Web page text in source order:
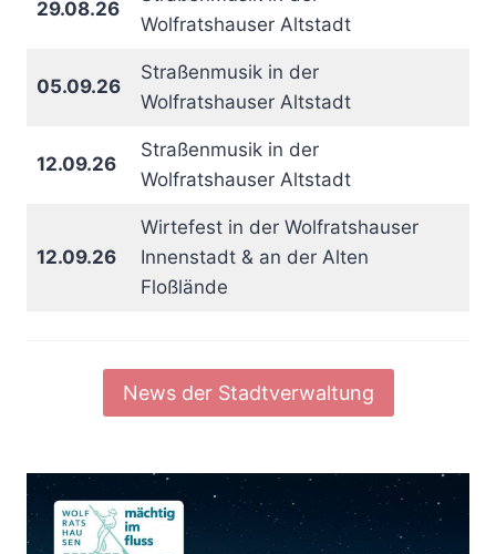
29.08.26
Wolfratshauser Altstadt
05.09.26
Straßenmusik in der
Wolfratshauser Altstadt
12.09.26
Straßenmusik in der
Wolfratshauser Altstadt
12.09.26
Wirtefest in der Wolfratshauser
Innenstadt & an der Alten
Floßlände
News der Stadtverwaltung